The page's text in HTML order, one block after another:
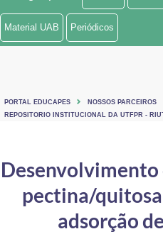
Ministério de Minas e Energia
Ministério do Turismo
Controladoria-Geral da União
Ministério da Mulher, da Família e dos
Material UAB Periódicos
PORTAL EDUCAPES
NOSSOS PARCEIROS
REPOSITORIO INSTITUCIONAL DA UTFPR -
Desenvolvimento
pectina/
adsorção